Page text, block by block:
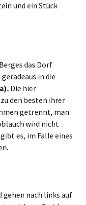
und ein Stück
das Dorf
in die
Die hier
den besten ihrer
getrennt, man
wird nicht
es, im Falle eines
gehen nach links auf